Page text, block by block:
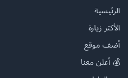
الرئيسية
الأكثر زيارة
أضف موقع
💰 أعلن معنا